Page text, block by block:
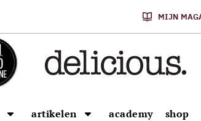
MIJN
artikelen academy shop